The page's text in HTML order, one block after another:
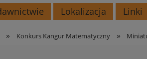
Lokalizacja Linki
» Konkurs Kangur Matematyczny »